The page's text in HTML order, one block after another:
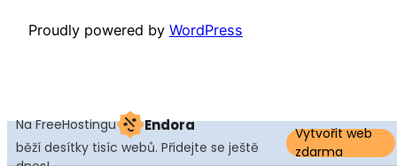
Na FreeHostingu Endora
běží desítky tisíc webů. Přidejte se ještě
Vytvořit web
zdarma
Proudly powered by WordPress